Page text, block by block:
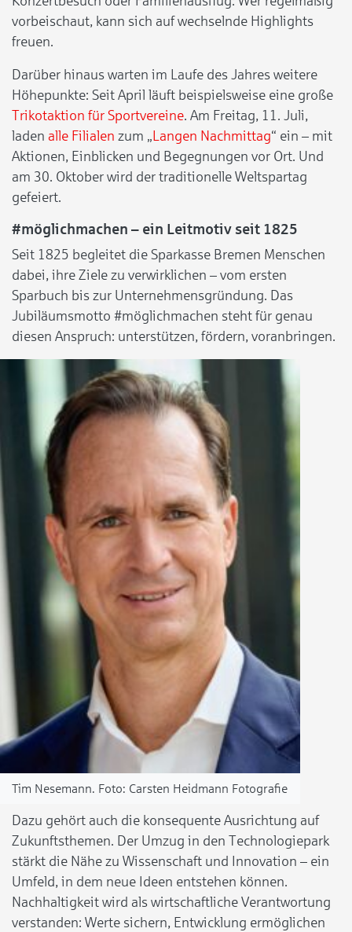
vorbeischaut, kann sich auf wechselnde Highlights
freuen.
Darüber hinaus warten im Laufe des Jahres weitere
Höhepunkte: Seit April läuft beispielsweise eine große
Trikotaktion für Sportvereine. Am Freitag, 11. Juli,
laden alle Filialen zum „Langen Nachmittag“ ein – mit
Aktionen, Einblicken und Begegnungen vor Ort. Und
am 30. Oktober wird der traditionelle Weltspartag
gefeiert.
#möglichmachen – ein Leitmotiv seit 1825
Seit 1825 begleitet die Sparkasse Bremen Menschen
dabei, ihre Ziele zu verwirklichen – vom ersten
Sparbuch bis zur Unternehmensgründung. Das
Jubiläumsmotto #möglichmachen steht für genau
diesen Anspruch: unterstützen, fördern, voranbringen.
Tim Nesemann. Carsten Heidmann Fotografie
Dazu gehört auch die konsequente Ausrichtung auf
Zukunftsthemen. Der Umzug in den Technologiepark
stärkt die Nähe zu Wissenschaft und Innovation – ein
Umfeld, in dem neue Ideen entstehen können.
Nachhaltigkeit wird als wirtschaftliche Verantwortung
verstanden: Werte sichern, Entwicklung ermöglichen